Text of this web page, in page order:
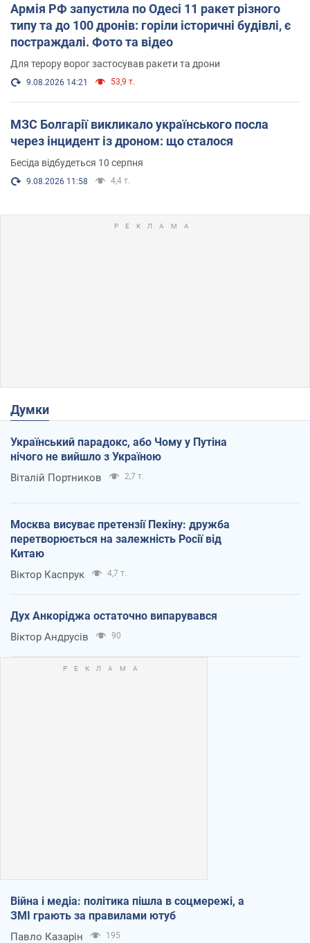
Армія РФ запустила по Одесі 11 ракет різного
типу та до 100 дронів: горіли історичні будівлі, є
постраждалі. Фото та відео
Для терору ворог застосував ракети та дрони
9.08.2026 14:21 53,9 т.
МЗС Болгарії викликало українського посла
через інцидент із дроном: що сталося
Бесіда відбудеться 10 серпня
9.08.2026 11:58 4,4 т.
Думки
Український парадокс, або Чому у Путіна
нічого не вийшло з Україною
Віталій Портников 2,7 т.
Москва висуває претензії Пекіну: дружба
перетворюється на залежність Росії від
Китаю
Віктор Каспрук 4,7 т.
Дух Анкоріджа остаточно випарувався
Віктор Андрусів 90
Війна і медіа: політика пішла в соцмережі, а
ЗМІ грають за правилами ютуб
Павло Казарін 195